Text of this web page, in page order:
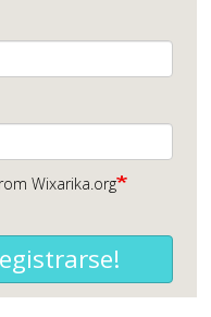
Wixarika.org